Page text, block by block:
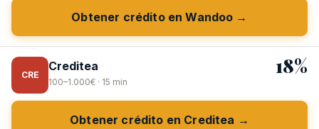
Obtener crédito en Wandoo →
CRE
Creditea
100–1.000€ · 15 min
18%
Obtener crédito en Creditea →